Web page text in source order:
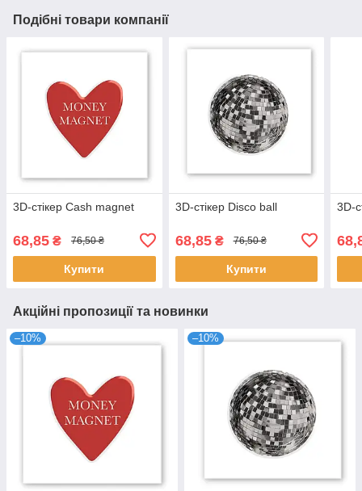
Подібні товари компанії
3D-стікер Cash magnet
68,85 ₴ 76,50 ₴
Купити
3D-стікер Disco ball
68,85₴ 76,50 ₴
Купити
3D-
Акційні пропозиції та новинки
–10% –10%